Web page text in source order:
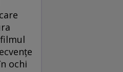
ochi